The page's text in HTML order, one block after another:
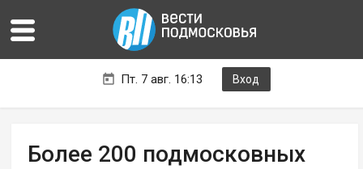
Пт. 7 авг. 16:13 Вход
Более 200 подмосковных